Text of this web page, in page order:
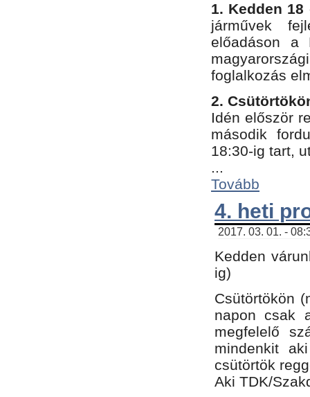
1. Kedden 18
járművek
előadáson a
foglalkozás
2.
Idén először
második
18:30-ig tart,
...
Tovább
4. heti
2017. 03. 01. -
Kedden
ig)
Csütörtökön
napon csak
megfelelő
mindenkit
csütörtök
Aki TDK/